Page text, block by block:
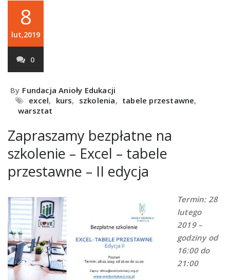
8
lut,2019
0
By Fundacja Anioły Edukacji
excel, kurs, szkolenia, tabele przestawne,
warsztat
Zapraszamy bezpłatne na
szkolenie – Excel – tabele
przestawne – II edycja
Termin: 28
lutego
2019 –
godziny od
16:00 do
21:00